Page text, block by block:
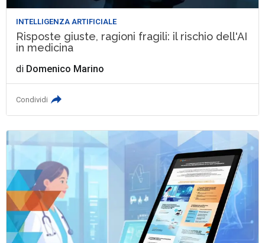
INTELLIGENZA ARTIFICIALE
Risposte giuste, ragioni fragili: il rischio dell'AI
in medicina
di Domenico Marino
Condividi